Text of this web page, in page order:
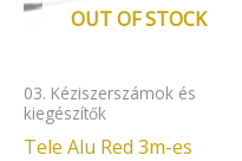
OUT OF STOCK
03. Kéziszerszámok és
kiegészítők
Tele Alu Red 3m-es